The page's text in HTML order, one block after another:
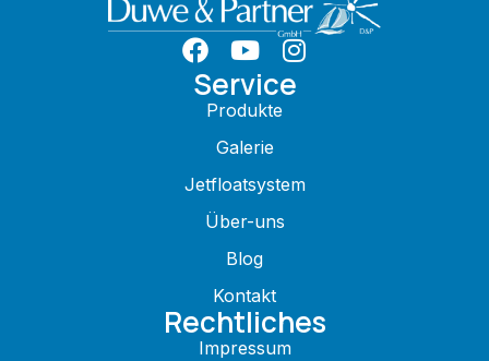
Service
Produkte
Galerie
Jetfloatsystem
Über-uns
Blog
Kontakt
Rechtliches
Impressum